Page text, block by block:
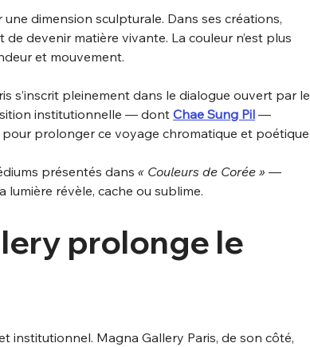
dimension sculpturale. Dans ses créations,
devenir matière vivante. La couleur n’est plus
et mouvement.
s’inscrit pleinement dans le dialogue ouvert par le
institutionnelle — dont Chae Sung Pil —
prolonger ce voyage chromatique et poétique.
présentés dans « Couleurs de Corée » —
révèle, cache ou sublime.
prolonge le
institutionnel. Magna Gallery Paris, de son côté,